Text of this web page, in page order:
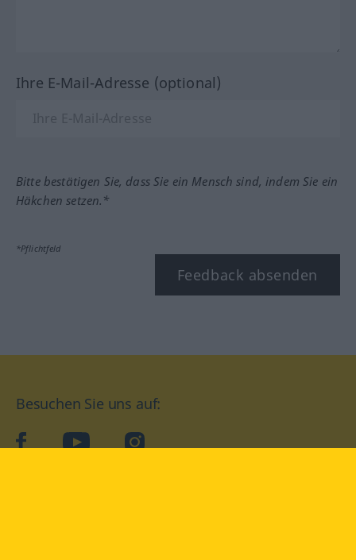
Ihre E-Mail-Adresse (optional)
Bitte bestätigen Sie, dass Sie ein Mensch sind, indem Sie ein
Häkchen setzen.*
*Pflichtfeld
Feedback absenden
Besuchen Sie uns auf:
facebookYouTube Instagram